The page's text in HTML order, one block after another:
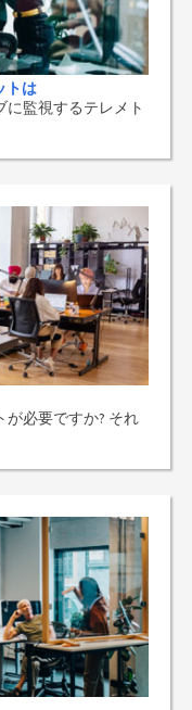
トは
に監視するテレメト
必要ですか? それ